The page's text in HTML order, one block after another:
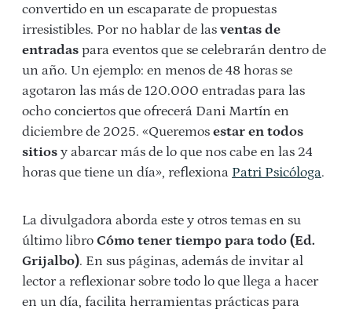
convertido en un escaparate de propuestas
irresistibles. Por no hablar de las ventas de
entradas para eventos que se celebrarán dentro de
un año. Un ejemplo: en menos de 48 horas se
agotaron las más de 120.000 entradas para las
ocho conciertos que ofrecerá Dani Martín en
diciembre de 2025. «Queremos estar en todos
sitios y abarcar más de lo que nos cabe en las 24
horas que tiene un día», reflexiona Patri Psicóloga.
La divulgadora aborda este y otros temas en su
último libro Cómo tener tiempo para todo (Ed.
Grijalbo). En sus páginas, además de invitar al
lector a reflexionar sobre todo lo que llega a hacer
en un día, facilita herramientas prácticas para